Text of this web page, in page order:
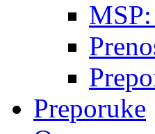
Preporuke